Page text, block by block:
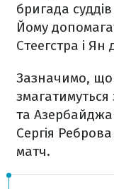
бригада
Йому
Стеегстра і Ян
Зазначимо, що
змагатимуться
та
Сергія
матч.